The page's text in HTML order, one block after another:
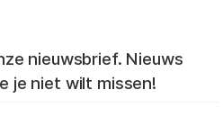
nieuwsbrief. Nieuws
je niet wilt missen!